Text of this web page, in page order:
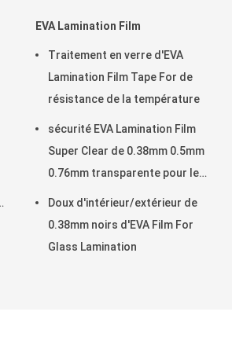
EVA Lamination Film
Traitement en verre d'EVA
Lamination Film Tape For de
résistance de la température
sécurité EVA Lamination Film
Super Clear de 0.38mm 0.5mm
0.76mm transparente pour le
Doux d'intérieur/extérieur de
0.38mm noirs d'EVA Film For
Glass Lamination